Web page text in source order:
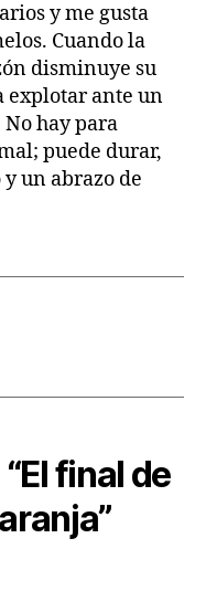
y me gusta
Cuando la
disminuye su
ante un
hay para
puede durar,
un abrazo de
final de